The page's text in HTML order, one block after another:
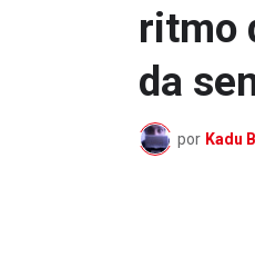
ritmo
da
por Kadu